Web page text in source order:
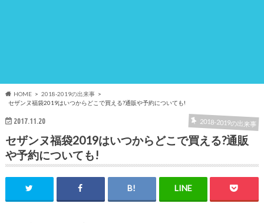
HOME
2018-2019の出来事
セザンヌ福袋2019はいつからどこで買える?通販や予約についても!
2017.11.20 2018-2019の出来事
セザンヌ福袋2019はいつからどこで買える?通販
や予約についても!